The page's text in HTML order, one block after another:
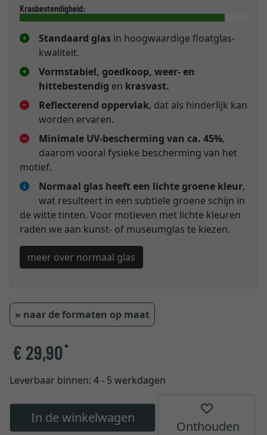
Krasbestendigheid:
Standaard glas in hoogwaardige floatglas-
kwaliteit.
Vormstabiel, goedkoop, weer- en
hittebestendig en krasvast.
Reflecterend oppervlak, dat als hinderlijk kan
worden ervaren.
Minimale UV-bescherming van ca. 45%,
daarom vooral fysieke bescherming van het
motief.
Normaal glas heeft een lichte groene kleur,
wat resulteert in een subtiele groene schijn in
de witte tinten. Voor motieven met lichte kleuren
raden we aan kunst- of museumglas te kiezen.
meer over normaal glas
» naar de formaten op maat
€ 29,90*
Leverbaar binnen: 4 - 5 werkdagen
In de winkelwagen
Onthouden